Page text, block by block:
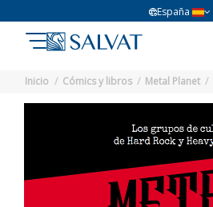
España
Inicio Cómics y libros Metal Planet